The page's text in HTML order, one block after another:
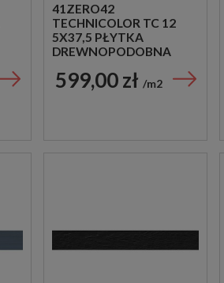
41ZERO42
TECHNICOLOR TC 12
5X37,5 PŁYTKA
DREWNOPODOBNA
599,00 zł m2